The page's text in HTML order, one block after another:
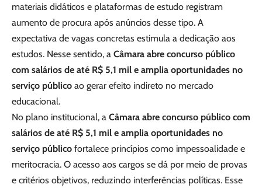
materiais didáticos e plataformas de estudo registram
aumento de procura após anúncios desse tipo. A
expectativa de vagas concretas estimula a dedicação aos
estudos. Nesse sentido, a Câmara abre concurso público
com salários de até R$ 5,1 mil e amplia oportunidades no
serviço público ao gerar efeito indireto no mercado
educacional.
No plano institucional, a Câmara abre concurso público com
salários de até R$ 5,1 mil e amplia oportunidades no
serviço público fortalece princípios como impessoalidade e
meritocracia. O acesso aos cargos se dá por meio de provas
e critérios objetivos, reduzindo interferências políticas. Esse